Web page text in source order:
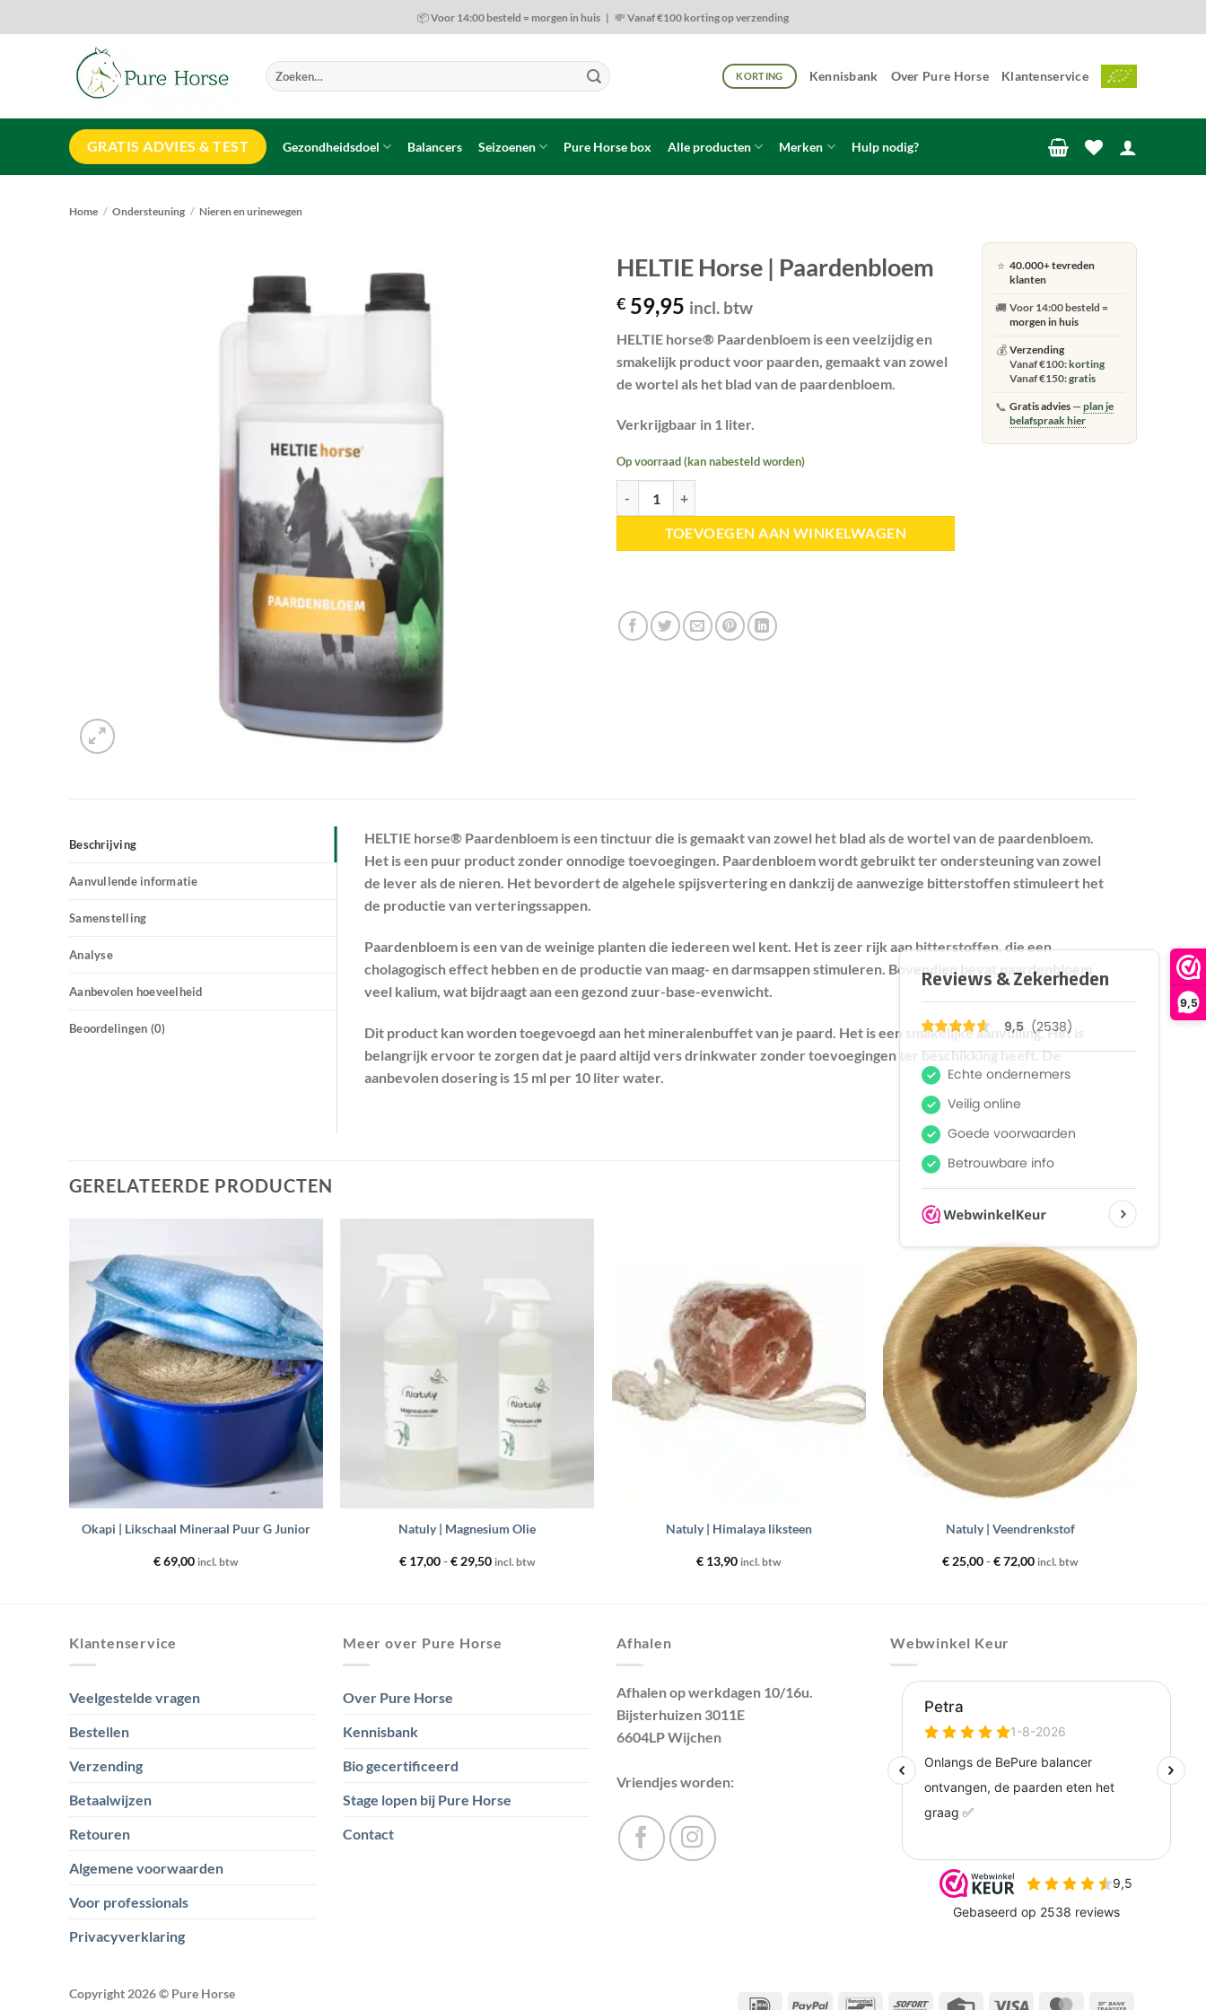
9,5
naar
📦 Voor 14:00 besteld = morgen in huis | 💸 Vanaf €100 korting op verzending
Zoeken
naar:
KORTING Kennisbank Over Pure Horse Klantenservice
GRATIS ADVIES & TEST Gezondheidsdoel Balancers Seizoenen Pure Horse box Alle producten Merken Hulp nodig?
Home / Ondersteuning / Nieren en urinewegen
HELTIE Horse | Paardenbloem
€ 59,95 incl. btw
HELTIE horse® Paardenbloem is een veelzijdig en
smakelijk product voor paarden, gemaakt van zowel
de wortel als het blad van de paardenbloem.
Verkrijgbaar in 1 liter.
Op voorraad (kan nabesteld worden)
TOEVOEGEN AAN WINKELWAGEN
⭐ 40.000+ tevreden
klanten
🚚 Voor 14:00 besteld =
morgen in huis
💰 Verzending
Vanaf €100:korting
Vanaf €150:gratis
📞 Gratis advies— plan je
belafspraak hier
Beschrijving
Aanvullende informatie
Samenstelling
Analyse
Aanbevolen hoeveelheid
Beoordelingen (0)
HELTIE horse® Paardenbloem is een tinctuur die is gemaakt van zowel het blad als de wortel van de paardenbloem.
Het is een puur product zonder onnodige toevoegingen. Paardenbloem wordt gebruikt ter ondersteuning van zowel
de lever als de nieren. Het bevordert de algehele spijsvertering en dankzij de aanwezige bitterstoffen stimuleert het
de productie van verteringssappen.
Paardenbloem is een van de weinige planten die iedereen wel kent. Het is zeer rijk aan bitterstoffen, die een
cholagogisch effect hebben en de productie van maag- en darmsappen stimuleren. Bovendien bevat paardenbloem
veel kalium, wat bijdraagt aan een gezond zuur-base-evenwicht.
Dit product kan worden toegevoegd aan het mineralenbuffet van je paard. Het is een smakelijke aanvulling. Het is
belangrijk ervoor te zorgen dat je paard altijd vers drinkwater zonder toevoegingen ter beschikking heeft. De
aanbevolen dosering is 15 ml per 10 liter water.
GERELATEERDE PRODUCTEN
wenslijst
Okapi | Likschaal Mineraal Puur G Junior
€69,00 incl. btw
Natuly | Magnesium Olie
€ 17,00-€ 29,50Prijsklasse:
incl. btw
Natuly | Himalaya liksteen
€ 13,90 incl. btw
Toevoegen
aan
wenslijst
Natuly | Veendrenkstof
€ 25,00-€72,00Prijsklasse:
incl. btw
Klantenservice
Veelgestelde vragen
Bestellen
Verzending
Betaalwijzen
Retouren
Algemene voorwaarden
Voor professionals
Privacyverklaring
Meer over Pure Horse
Over Pure Horse
Kennisbank
Bio gecertificeerd
Stage lopen bij Pure Horse
Contact
Afhalen
Afhalen op werkdagen 10/16u.
Bijsterhuizen 3011E
6604LP Wijchen
Vriendjes worden:
Webwinkel Keur
IDeal PayPal BancontactSofort Credit Visa MasterCard
Copyright 2026 © Pure Horse